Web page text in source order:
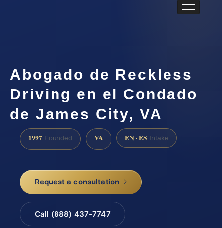
Abogado de Reckless
Driving en el Condado
de James City, VA
1997 Founded VA EN · ES Intake
Request a consultation
Call (888) 437-7747